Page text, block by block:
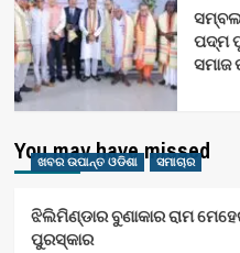
ପଦ୍ମ
ସମାଜ
You may have missed
ଖବର ଉପାନ୍ତ ଓଡିଶା ସମାଚାର
ଝିଲିମିଣ୍ଡାର ବୁଣାକାର ରାମ
ପୁରସ୍କାର